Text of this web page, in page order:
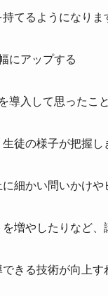
てるようになりま
にアップする
導入して思ったこと
徒の様子が把握し
細かい問いかけや
増やしたりなど、
きる技術が向上す